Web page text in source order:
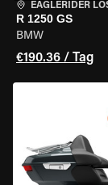
EAGLERIDER
R 1250 GS
BMW
€190.36 / Tag